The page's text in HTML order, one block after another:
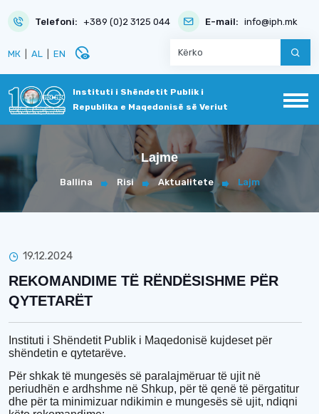
Telefoni: +389 (0)2 3125 044 E-mail: info@iph.mk
МК AL EN disabled_visible
Instituti i Shëndetit Publik i
Republika e Maqedonisë së Veriut
Lajme
Ballina Risi Aktualitete Lajm
19.12.2024
REKOMANDIME TË RËNDËSISHME PËR
QYTETARËT
Instituti i Shëndetit Publik i Maqedonisë kujdeset për
shëndetin e qytetarëve.
Për shkak të mungesës së paralajmëruar të ujit në
periudhën e ardhshme në Shkup, për të qenë të përgatitur
dhe për ta minimizuar ndikimin e mungesës së ujit, ndiqni